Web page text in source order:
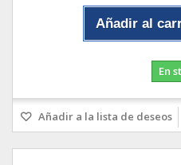
Añadir al
En
Añadir a la lista de deseos